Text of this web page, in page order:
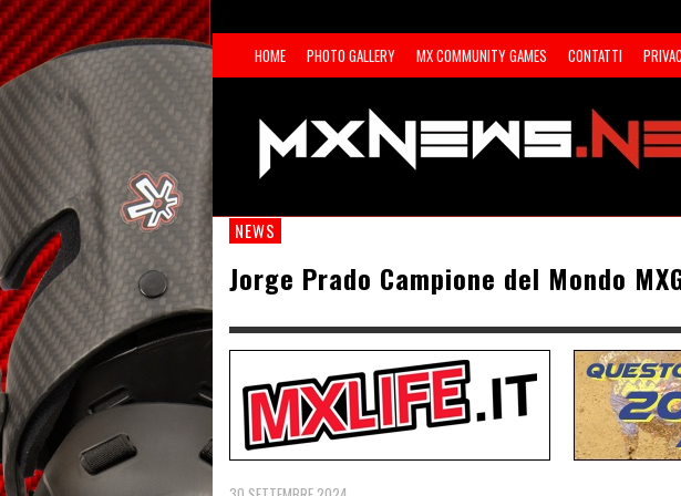
HOME PHOTO GALLERY MX COMMUNITY GAMES CONTATTI
NEWS
Jorge Prado Campione del Mondo